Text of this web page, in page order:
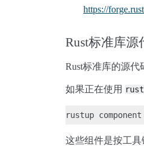
https://
Rust标准库源
Rust标准库的源
如果正在使用
这些组件是按工具